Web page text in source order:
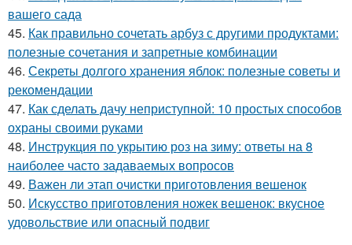
вашего сада
45. Как правильно сочетать арбуз с другими продуктами:
полезные сочетания и запретные комбинации
46. Секреты долгого хранения яблок: полезные советы и
рекомендации
47. Как сделать дачу неприступной: 10 простых способов
охраны своими руками
48. Инструкция по укрытию роз на зиму: ответы на 8
наиболее часто задаваемых вопросов
49. Важен ли этап очистки приготовления вешенок
50. Искусство приготовления ножек вешенок: вкусное
удовольствие или опасный подвиг